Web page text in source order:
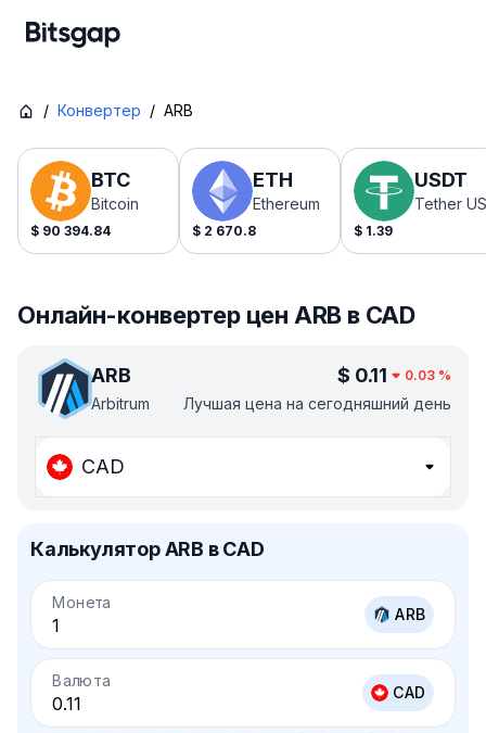
/ Конвертер / ARB
BTC
Bitcoin
$ 90 394.84
ETH
Ethereum
$ 2 670.8
USDT
Tether
$ 1.39
Онлайн-конвертер цен ARB в CAD
ARB
Arbitrum
$ 0.11 0.03 %
Лучшая цена на сегодняшний день
CAD
Калькулятор ARB в CAD
Монета
ARB
Валюта
CAD